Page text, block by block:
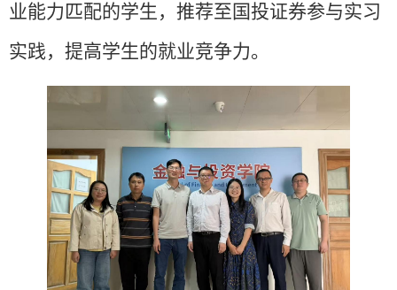
业能力匹配的学生，推荐至国投证券参与实习
实践，提高学生的就业竞争力。